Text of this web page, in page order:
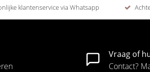
klantenservice via Whatsapp
Vraag of
Contact?